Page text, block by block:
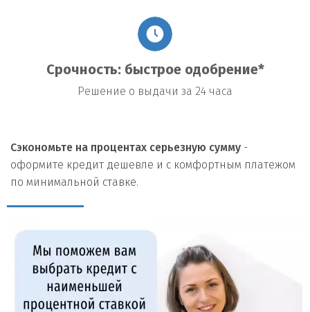
Срочность: быстрое одобрение*
Решение о выдачи за 24 часа
Сэкономьте на процентах серьезную сумму -
оформите кредит дешевле и с комфортным платежом
по минимальной ставке.